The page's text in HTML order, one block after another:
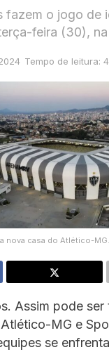
fazem o jogo de
feira (30),
Tempo de leitura:
a nova casa do Atlético-
Assim pode
MG e
se